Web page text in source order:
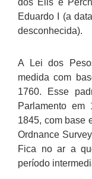
dos Ells e
Eduardo I (a
desconhecida).
A Lei dos
medida com
1760. Esse
Parlamento
1845, com base
Ordnance
Fica no ar a
período